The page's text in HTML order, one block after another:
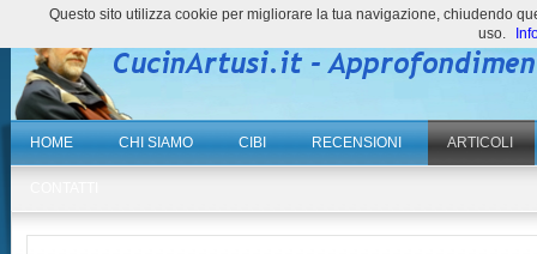
HOME CHI SIAMO CIBI RECENSIONI ARTICOLI
Questo sito utilizza cookie per migliorare la tua navigazione, chiudendo
uso.